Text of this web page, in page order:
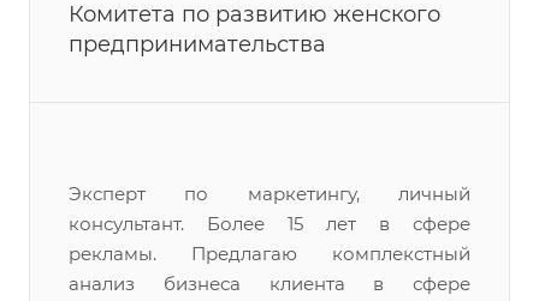
Комитета по развитию женского
предпринимательства
Эксперт по маркетингу, личный
консультант. Более 15 лет в сфере
рекламы. Предлагаю комплекстный
анализ бизнеса клиента в сфере